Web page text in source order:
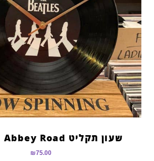
שעון תקליט Abbey Road שחור לבן
₪75.00